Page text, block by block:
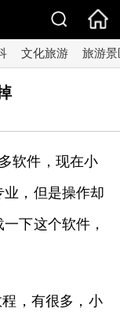
文化旅游 旅游景
软件，现在小
，但是操作却
下这个软件，
，有很多，小